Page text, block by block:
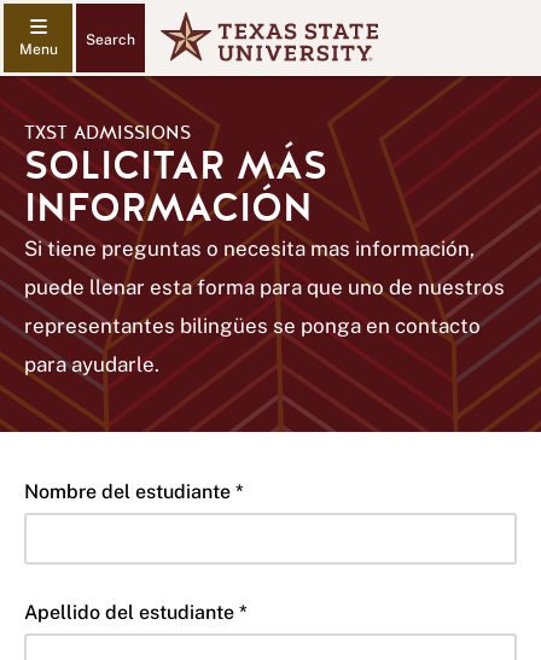
Search
TXST ADMISSIONS
SOLICITAR MÁS
INFORMACIÓN
Si tiene preguntas o necesita mas información,
puede llenar esta forma para que uno de nuestros
representantes bilingües se ponga en contacto
para ayudarle.
Nombre del estudiante *
Apellido del estudiante *